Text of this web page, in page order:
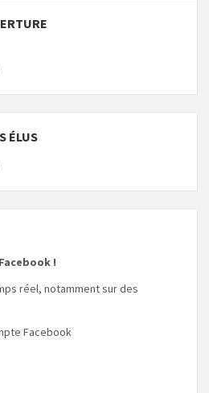
ÉLUS
!
réel, notamment sur des
Facebook